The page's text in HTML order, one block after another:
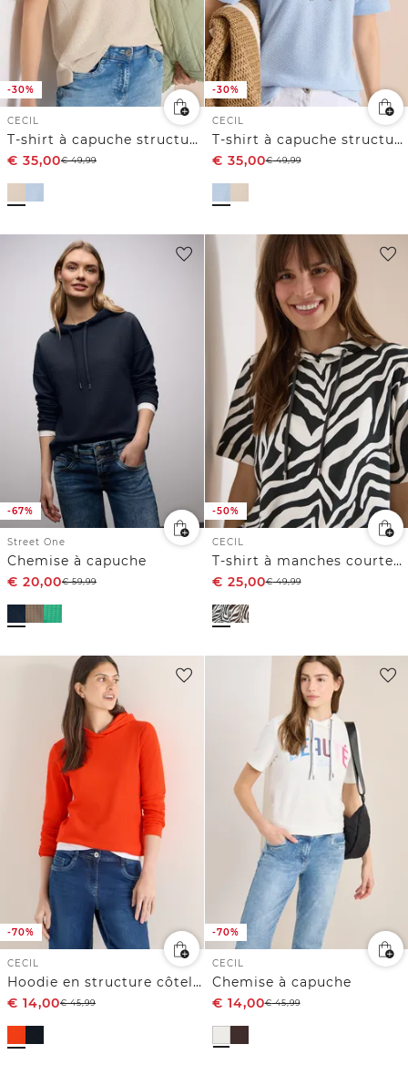
-30%
CECIL
T-shirt à capuche structuré
€ 35,00€49,99
-30%
CECIL
T-shirt à capuche structuré
€ 35,00€49,99
-67%
Street One
Chemise à capuche
€ 20,00€59,99
-50%
CECIL
T-shirt à manches courtes avec capuche et structure
€ 25,00€49,99
-70%
CECIL
Hoodie en structure côtelée
€ 14,00€45,99
-70%
CECIL
Chemise à capuche
€ 14,00€45,99